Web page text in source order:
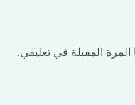
المقبلة في تعليقي.